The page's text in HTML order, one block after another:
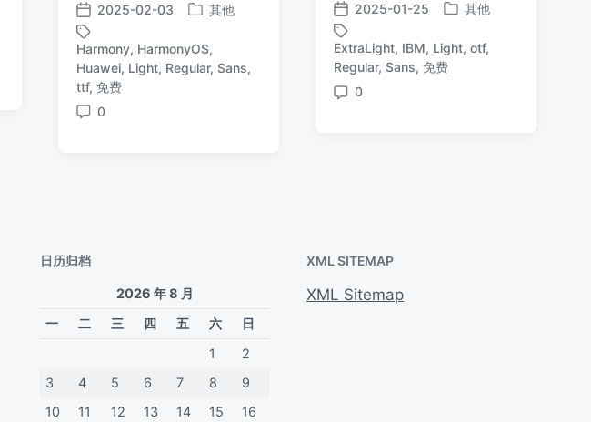
发
布
日
期
2025-02-03
发
于
其他
标
签
Harmony, HarmonyOS,
Huawei, Light, Regular,Sans,
ttf, 免费
评
0
发
布
日
期
2025-01-25
发
于
其他
标
ExtraLight, IBM, Light,otf,
Regular,Sans, 免费
评
0
日历归档
2026 年 8 月
一
二 三 四 五 六
日
1
2
3
4 5 6 7 8
9
10
11 12 13 14 15 16
XML SITEMAP
XML Sitemap